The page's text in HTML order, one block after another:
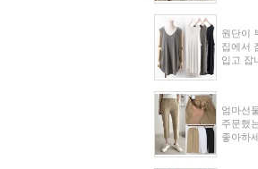
원단이
집에서
입고 잡
엄마선
주문했
좋아하